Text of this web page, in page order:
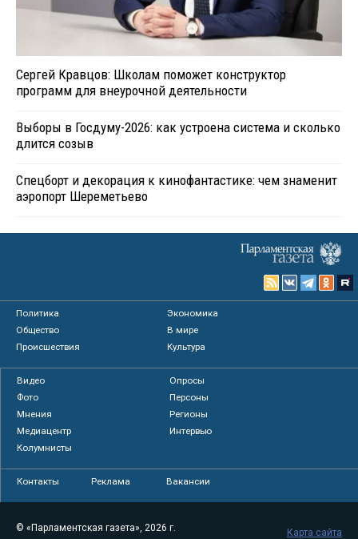
Сергей Кравцов: Школам поможет конструктор
программ для внеурочной деятельности
Выборы в Госдуму-2026: как устроена система и сколько
длится созыв
Спецборт и декорация к кинофантастике: чем знаменит
аэропорт Шереметьево
Политика
Экономика
Общество
В мире
Происшествия
Культура
Видео
Опросы
Фото
Персоны
Мнения
Регионы
Медиацентр
Интервью
Колумнисты
Контакты Реклама Вакансии
© «Парламентская газета», 2026 г.
Карта сайта